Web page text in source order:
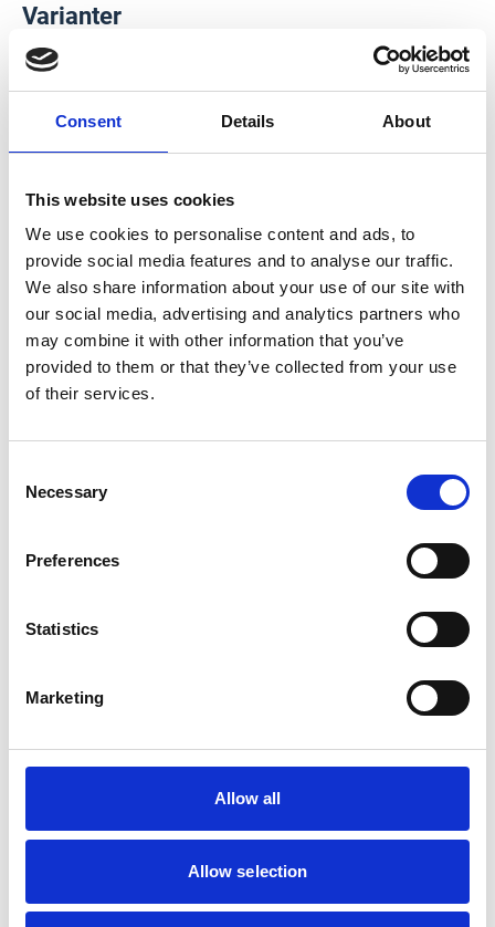
Consent Details About
This website uses cookies
We use cookies to personalise content and ads, to
provide social media features and to analyse our traffic.
We also share information about your use of our site with
our social media, advertising and analytics partners who
may combine it with other information that you’ve
provided to them or that they’ve collected from your use
of their services.
Selection
Necessary
Preferences
Statistics
Marketing
Allow all
Allow selection
Varianter
Art.nr Färg Lagersaldo
502698771
Falkenberg: 0
502698770 Vit
502698772 Vitriol
Varberg: 1
Falkenberg: 0